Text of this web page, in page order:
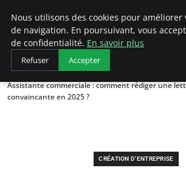
LECFCM
Accueil
Création d'entreprise
Assistante commerciale : comment rédiger une
convaincante en 2025 ?
CRÉATION D'ENTREPRISE
Nous utilisons des cookies pour améliorer
de navigation. En poursuivant, vous
de confidentialité. En savoir plus
Refuser Accepter